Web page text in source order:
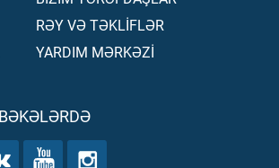
RƏY VƏ TƏKLİFLƏR
YARDIM MƏRKƏZİ